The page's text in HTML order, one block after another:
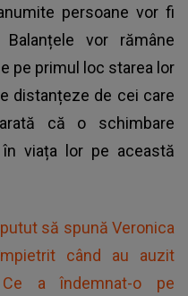
persoane vor fi
vor rămâne
pe primul loc starea lor
distanțeze de cei care
că o schimbare
viața lor pe această
putut să spună Veronica
când au auzit
a îndemnat-o pe